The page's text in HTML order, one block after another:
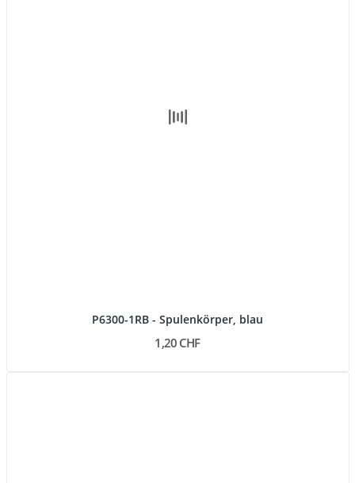
P6300-1RB - Spulenkörper, blau
1,20 CHF